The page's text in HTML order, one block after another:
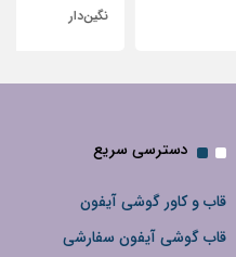
دسترسی سریع
قاب و کاور گوشی آیفون
قاب گوشی آیفون سفارشی